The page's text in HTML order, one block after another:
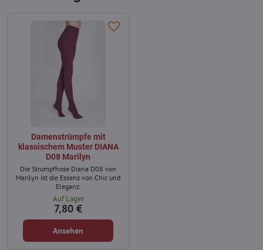
Damenstrümpfe mit
klassischem Muster DIANA
D08 Marilyn
Die Strumpfhose Diana D08 von
Marilyn ist die Essenz von Chic und
Eleganz.
Auf Lager
7,80 €
Ansehen